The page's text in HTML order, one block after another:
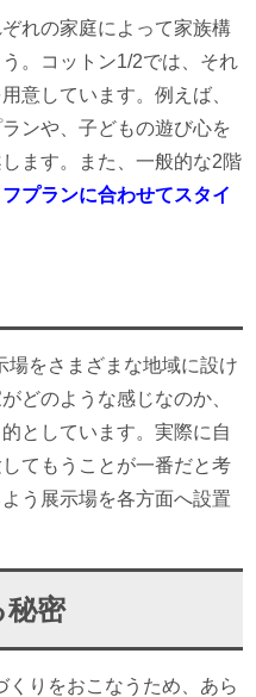
れの家庭によって家族構
。コットン1/2では、それ
意しています。例えば、
ンや、子どもの遊び心を
ます。また、一般的な2階
プランに合わせてスタイ
場をさまざまな地域に設け
どのような感じなのか、
としています。実際に自
てもうことが一番だと考
う展示場を各方面へ設置
秘密
くりをおこなうため、あら